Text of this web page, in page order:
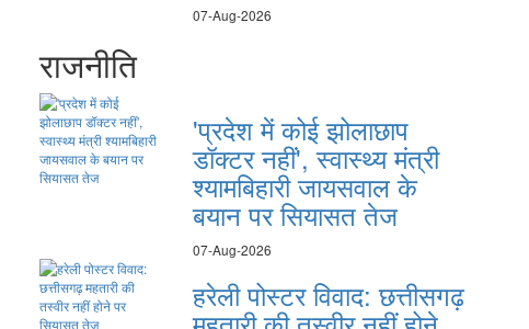
07-Aug-2026
राजनीति
'प्रदेश में कोई झोलाछाप
डॉक्टर नहीं', स्वास्थ्य मंत्री
श्यामबिहारी जायसवाल के
बयान पर सियासत तेज
07-Aug-2026
हरेली पोस्टर विवाद: छत्तीसगढ़